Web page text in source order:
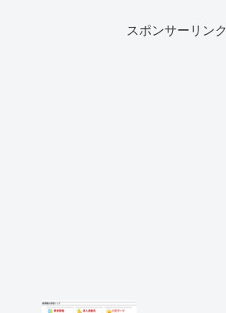
スポンサーリンク